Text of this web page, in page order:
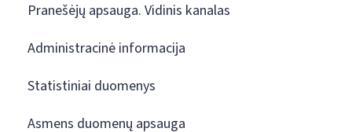
Pranešėjų apsauga. Vidinis kanalas
Administracinė informacija
Statistiniai duomenys
Asmens duomenų apsauga